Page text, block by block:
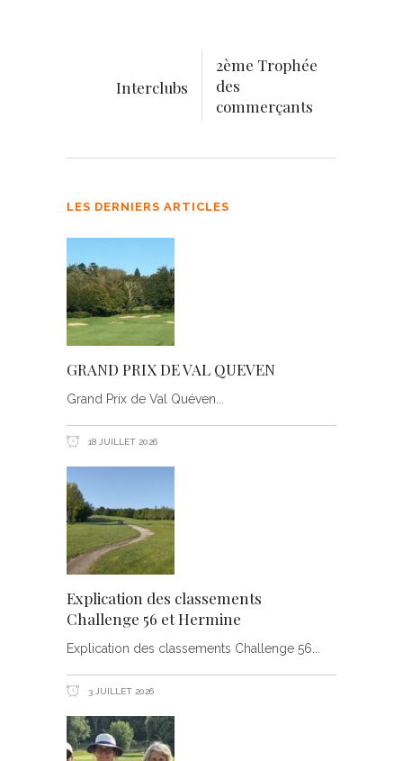
Interclubs
2ème Trophée
des
commerçants
LES DERNIERS ARTICLES
GRAND PRIX DE VAL QUEVEN
Grand Prix de Val Quéven
18 JUILLET 2026
Explication des classements
Challenge 56 et Hermine
Explication des classements Challenge 56
3 JUILLET 2026